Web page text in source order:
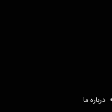
درباره ما